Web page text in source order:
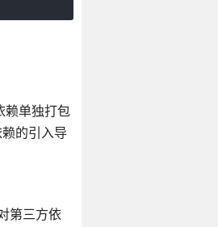
赖单独打包
的引入导
第三方依